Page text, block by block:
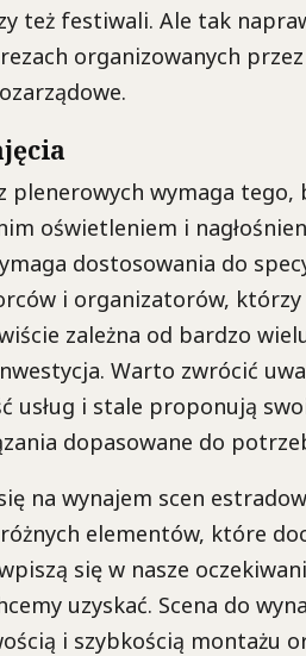
też festiwali. Ale tak
organizowanych
plenerowych wymaga tego,
oświetleniem i
dostosowania do
i organizatorów, którzy
zależna od bardzo
Warto zwrócić
usług i stale proponują
dopasowane do
na wynajem scen
elementów, które
się w nasze
uzyskać. Scena do
i szybkością montażu